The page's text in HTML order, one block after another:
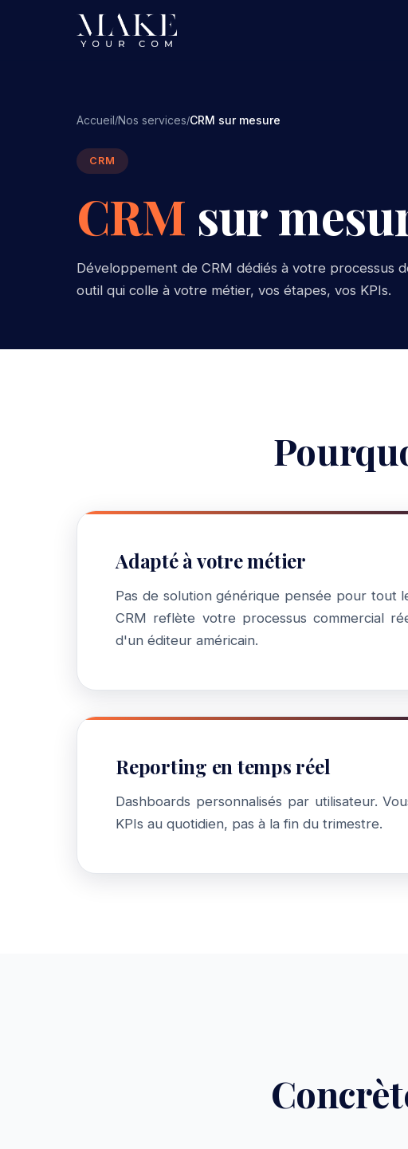
Accueil/Nos services/CRM sur mesure
CRM
CRM sur
Développement de CRM dédiés à votre processus
outil qui colle à votre métier, vos étapes, vos KPIs.
Adapté à votre métier
Pas de solution générique pensée pour tout
CRM reflète votre processus commercial
d'un éditeur américain.
Reporting en temps réel
Dashboards personnalisés par utilisateur.
KPIs au quotidien, pas à la fin du trimestre.